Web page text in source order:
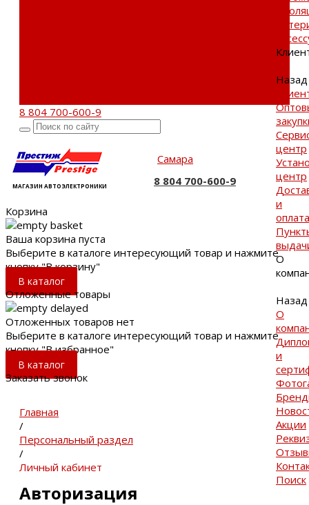
8 804 700-600-9
МАГАЗИН АВТОЭЛЕКТРОНИКИ
Самара
8 804 700-600-9
Назад
центр
центр
и
оплата
О
Назад
О
и
Акции
Поиск
Корзина
Ваша корзина пуста
Выберите в каталоге интересующий товар и нажмите
кнопку "В корзину"
В каталог
Отложенные товары
Отложенных товаров нет
Выберите в каталоге интересующий товар и нажмите
кнопку "В избранное"
В каталог
Заказать звонок
Главная
/
Персональный раздел
/
Личный кабинет
Авторизация